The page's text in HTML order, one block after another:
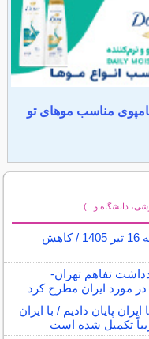
مناسب موهای تو
دانشگاه و...)
قیمت دلار امروز سه شنبه 16 تیر 1405 / کاهش
تفاهم تهران-
مورد ایران مطرح کرد
پایان دادیم / با ایران
تکمیل شده است